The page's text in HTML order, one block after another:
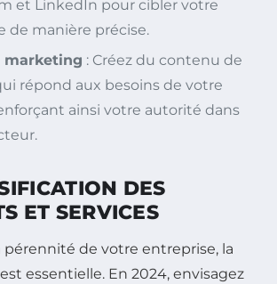
et LinkedIn pour cibler votre
de manière précise.
marketing : Créez du contenu de
répond aux besoins de votre
ainsi votre autorité dans
DES
ET SERVICES
pérennité de votre entreprise, la
essentielle. En 2024, envisagez